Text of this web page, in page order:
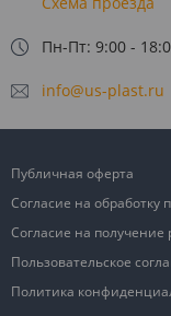
Пн-Пт: 9:00 -
info@us-plast.ru
Публичная оферта
Согласие на обработку
Согласие на
Пользовательское
Политика